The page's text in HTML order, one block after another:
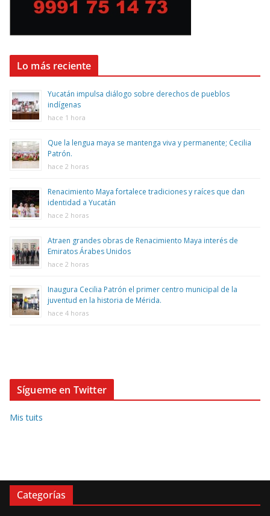
Lo más reciente
Yucatán impulsa diálogo sobre derechos de pueblos
indígenas
hace 1 hora
Que la lengua maya se mantenga viva y permanente; Cecilia
Patrón.
hace 2 horas
Renacimiento Maya fortalece tradiciones y raíces que dan
identidad a Yucatán
hace 2 horas
Atraen grandes obras de Renacimiento Maya interés de
Emiratos Árabes Unidos
hace 2 horas
Inaugura Cecilia Patrón el primer centro municipal de la
juventud en la historia de Mérida.
hace 4 horas
Sígueme en Twitter
Mis tuits
Categorías